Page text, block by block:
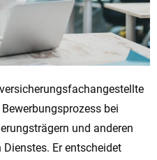
bei
und anderen
Er entscheidet